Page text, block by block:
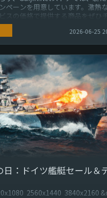
ペーンを用意しています。激熱
スの価格で提供する商品をぜひチ
6月...
2026-06-25
2560x1440 3840x2160